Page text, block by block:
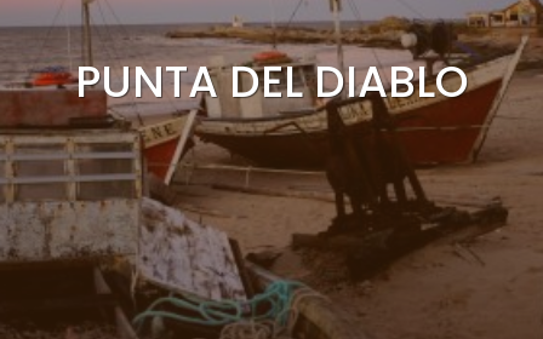
PUNTA DEL DIABLO